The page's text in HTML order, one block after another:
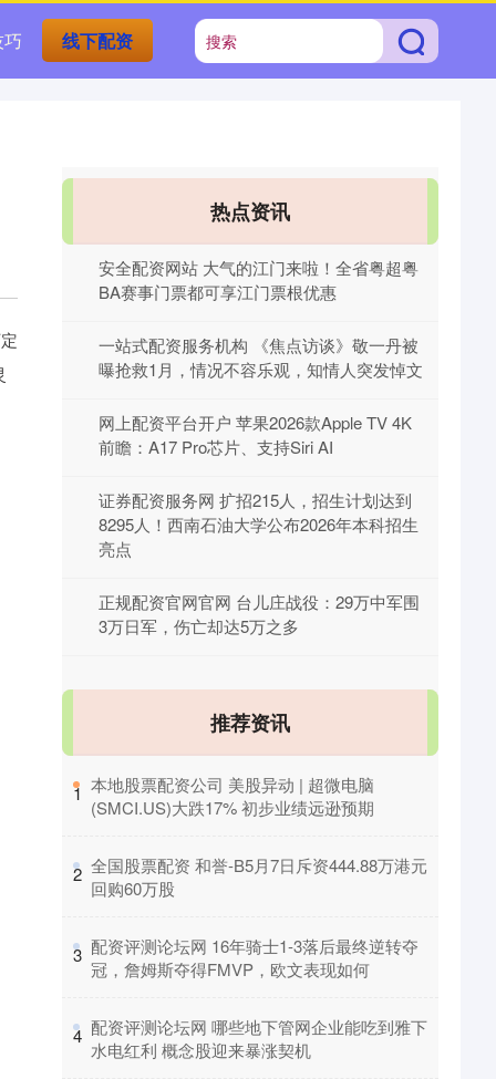
线下配资
热点资讯
安全配资网站 大气的江门来啦！全省粤超粤
BA赛事门票都可享江门票根优惠
一站式配资服务机构 《焦点访谈》敬一丹被
曝抢救1月，情况不容乐观，知情人突发悼文
网上配资平台开户 苹果2026款Apple TV 4K
前瞻：A17 Pro芯片、支持Siri AI
证券配资服务网 扩招215人，招生计划达到
8295人！西南石油大学公布2026年本科招生
亮点
正规配资官网官网 台儿庄战役：29万中军围
3万日军，伤亡却达5万之多
推荐资讯
1 ​本地股票配资公司 美股异动 | 超微电脑
(SMCI.US)大跌17% 初步业绩远逊预期
2 ​全国股票配资 和誉-B5月7日斥资444.88万港元
回购60万股
3 ​配资评测论坛网 16年骑士1-3落后最终逆转夺
冠，詹姆斯夺得FMVP，欧文表现如何
4 ​配资评测论坛网 哪些地下管网企业能吃到雅下
水电红利 概念股迎来暴涨契机